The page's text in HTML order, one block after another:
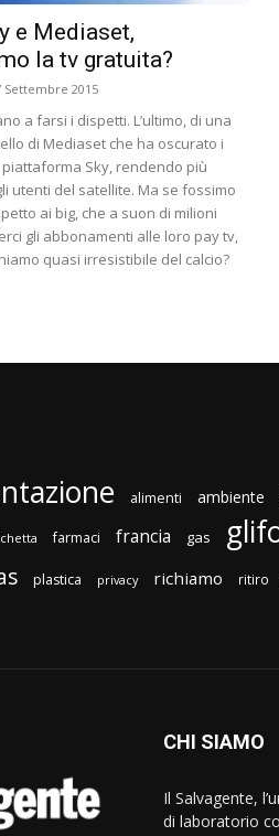
e Mediaset,
la tv gratuita?
Settembre 2015
a farsi i dispetti. L’ultimo, di una
di Mediaset che ha oscurato i
Sky, rendendo più
utenti del satellite. Ma se fossimo
ai big, che a suon di milioni
gli abbonamenti alle loro pay tv,
quasi irresistibile del calcio?
alimenti ambiente
farmaci francia gas
plastica privacy richiamo ritiro
CHI SIAMO
Il Salvagente,
di laboratorio